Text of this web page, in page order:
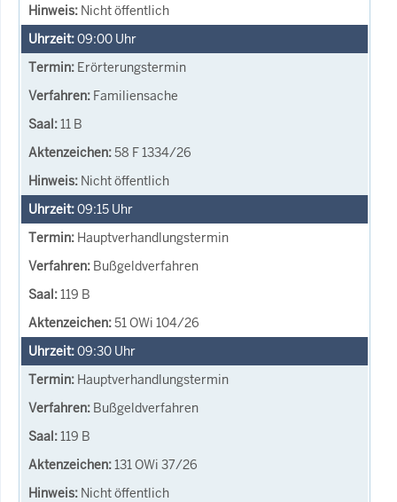
Nicht öffentlich
09:00 Uhr
Erörterungstermin
Familiensache
11 B
58 F 1334/26
Nicht öffentlich
09:15 Uhr
Hauptverhandlungstermin
Bußgeldverfahren
119 B
51 OWi 104/26
09:30 Uhr
Hauptverhandlungstermin
Bußgeldverfahren
119 B
131 OWi 37/26
Nicht öffentlich